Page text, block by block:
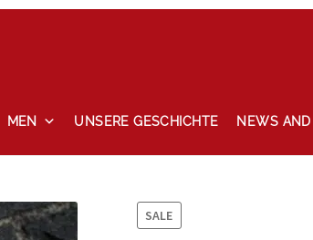
MEN UNSERE GESCHICHTE NEWS
SALE